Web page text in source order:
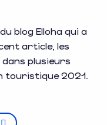
blog Elloha qui a
article, les
plusieurs
touristique 2021.